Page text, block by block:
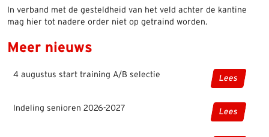
In verband met de gesteldheid van het veld achter de kantine
mag hier tot nadere order niet op getraind worden.
Meer nieuws
4 augustus start training A/B selectie Lees
Indeling senioren 2026-2027 Lees